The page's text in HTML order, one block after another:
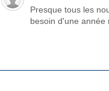
Presque tous les
besoin d'une année